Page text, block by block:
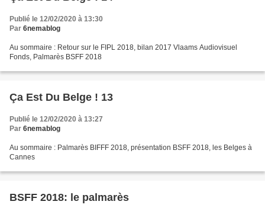
Publié le 12/02/2020 à 13:30
Par 6nemablog
Au sommaire : Retour sur le FIPL 2018, bilan 2017 Vlaams Audiovisuel
Fonds, Palmarès BSFF 2018
Ça Est Du Belge ! 13
Publié le 12/02/2020 à 13:27
Par 6nemablog
Au sommaire : Palmarès BIFFF 2018, présentation BSFF 2018, les Belges à
Cannes
BSFF 2018: le palmarès